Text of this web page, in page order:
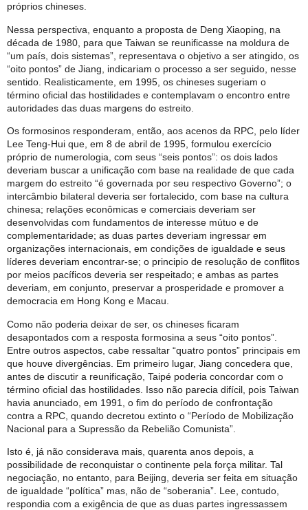
próprios chineses.
Nessa perspectiva, enquanto a proposta de Deng Xiaoping, na
década de 1980, para que Taiwan se reunificasse na moldura de
“um país, dois sistemas”, representava o objetivo a ser atingido, os
“oito pontos” de Jiang, indicariam o processo a ser seguido, nesse
sentido. Realisticamente, em 1995, os chineses sugeriam o
término oficial das hostilidades e contemplavam o encontro entre
autoridades das duas margens do estreito.
Os formosinos responderam, então, aos acenos da RPC, pelo líder
Lee Teng-Hui que, em 8 de abril de 1995, formulou exercício
próprio de numerologia, com seus “seis pontos”: os dois lados
deveriam buscar a unificação com base na realidade de que cada
margem do estreito “é governada por seu respectivo Governo”; o
intercâmbio bilateral deveria ser fortalecido, com base na cultura
chinesa; relações econômicas e comerciais deveriam ser
desenvolvidas com fundamentos de interesse mútuo e de
complementaridade; as duas partes deveriam ingressar em
organizações internacionais, em condições de igualdade e seus
líderes deveriam encontrar-se; o principio de resolução de conflitos
por meios pacíficos deveria ser respeitado; e ambas as partes
deveriam, em conjunto, preservar a prosperidade e promover a
democracia em Hong Kong e Macau.
Como não poderia deixar de ser, os chineses ficaram
desapontados com a resposta formosina a seus “oito pontos”.
Entre outros aspectos, cabe ressaltar “quatro pontos” principais em
que houve divergências. Em primeiro lugar, Jiang concedera que,
antes de discutir a reunificação, Taipé poderia concordar com o
término oficial das hostilidades. Isso não parecia difícil, pois Taiwan
havia anunciado, em 1991, o fim do período de confrontação
contra a RPC, quando decretou extinto o “Período de Mobilização
Nacional para a Supressão da Rebelião Comunista”.
Isto é, já não considerava mais, quarenta anos depois, a
possibilidade de reconquistar o continente pela força militar. Tal
negociação, no entanto, para Beijing, deveria ser feita em situação
de igualdade “política” mas, não de “soberania”. Lee, contudo,
respondia com a exigência de que as duas partes ingressassem